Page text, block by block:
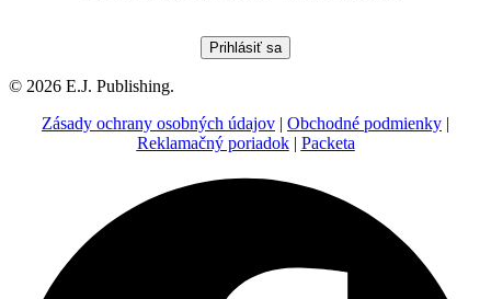
© 2026 E.J. Publishing.
Zásady ochrany osobných údajov | Obchodné podmienky |
Reklamačný poriadok| Packeta